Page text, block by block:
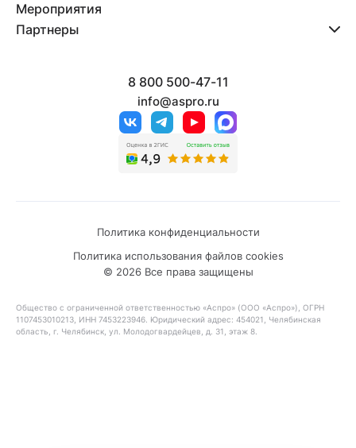
Мероприятия
Партнеры
8 800 500-47-11
info@aspro.ru
© 2026 Все права защищены
Политика конфиденциальности
Политика использования файлов cookies
Общество с ограниченной ответственностью «Аспро» (ООО «Аспро»), ОГРН
1107453010213, ИНН 7453223946. Юридический адрес: 454021, Челябинская
область, г. Челябинск, ул. Молодогвардейцев, д. 31, этаж 8.